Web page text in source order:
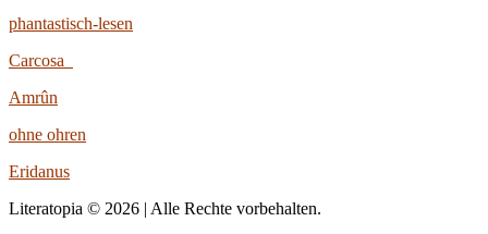
phantastisch-lesen
Carcosa
Amrûn
ohne ohren
Eridanus
Literatopia © 2026 | Alle Rechte vorbehalten.